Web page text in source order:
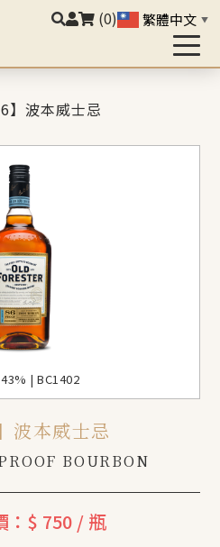
(0) 繁體中文 ▼
】波本威士忌
| BC1402
波本威士忌
BOURBON
：$ 750 / 瓶